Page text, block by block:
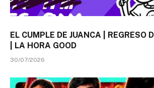
EL CUMPLE DE JUANCA | REGRESO
| LA HORA GOOD
30/07/2026